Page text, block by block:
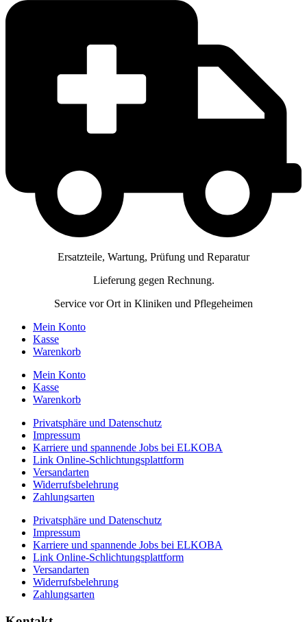
Ersatzteile, Wartung, Prüfung und Reparatur
Lieferung gegen Rechnung.
Service vor Ort in Kliniken und Pflegeheimen
Mein Konto
Kasse
Warenkorb
Mein Konto
Kasse
Warenkorb
Privatsphäre und Datenschutz
Impressum
Karriere und spannende Jobs bei ELKOBA
Link Online-Schlichtungsplattform
Versandarten
Widerrufsbelehrung
Zahlungsarten
Privatsphäre und Datenschutz
Impressum
Karriere und spannende Jobs bei ELKOBA
Link Online-Schlichtungsplattform
Versandarten
Widerrufsbelehrung
Zahlungsarten